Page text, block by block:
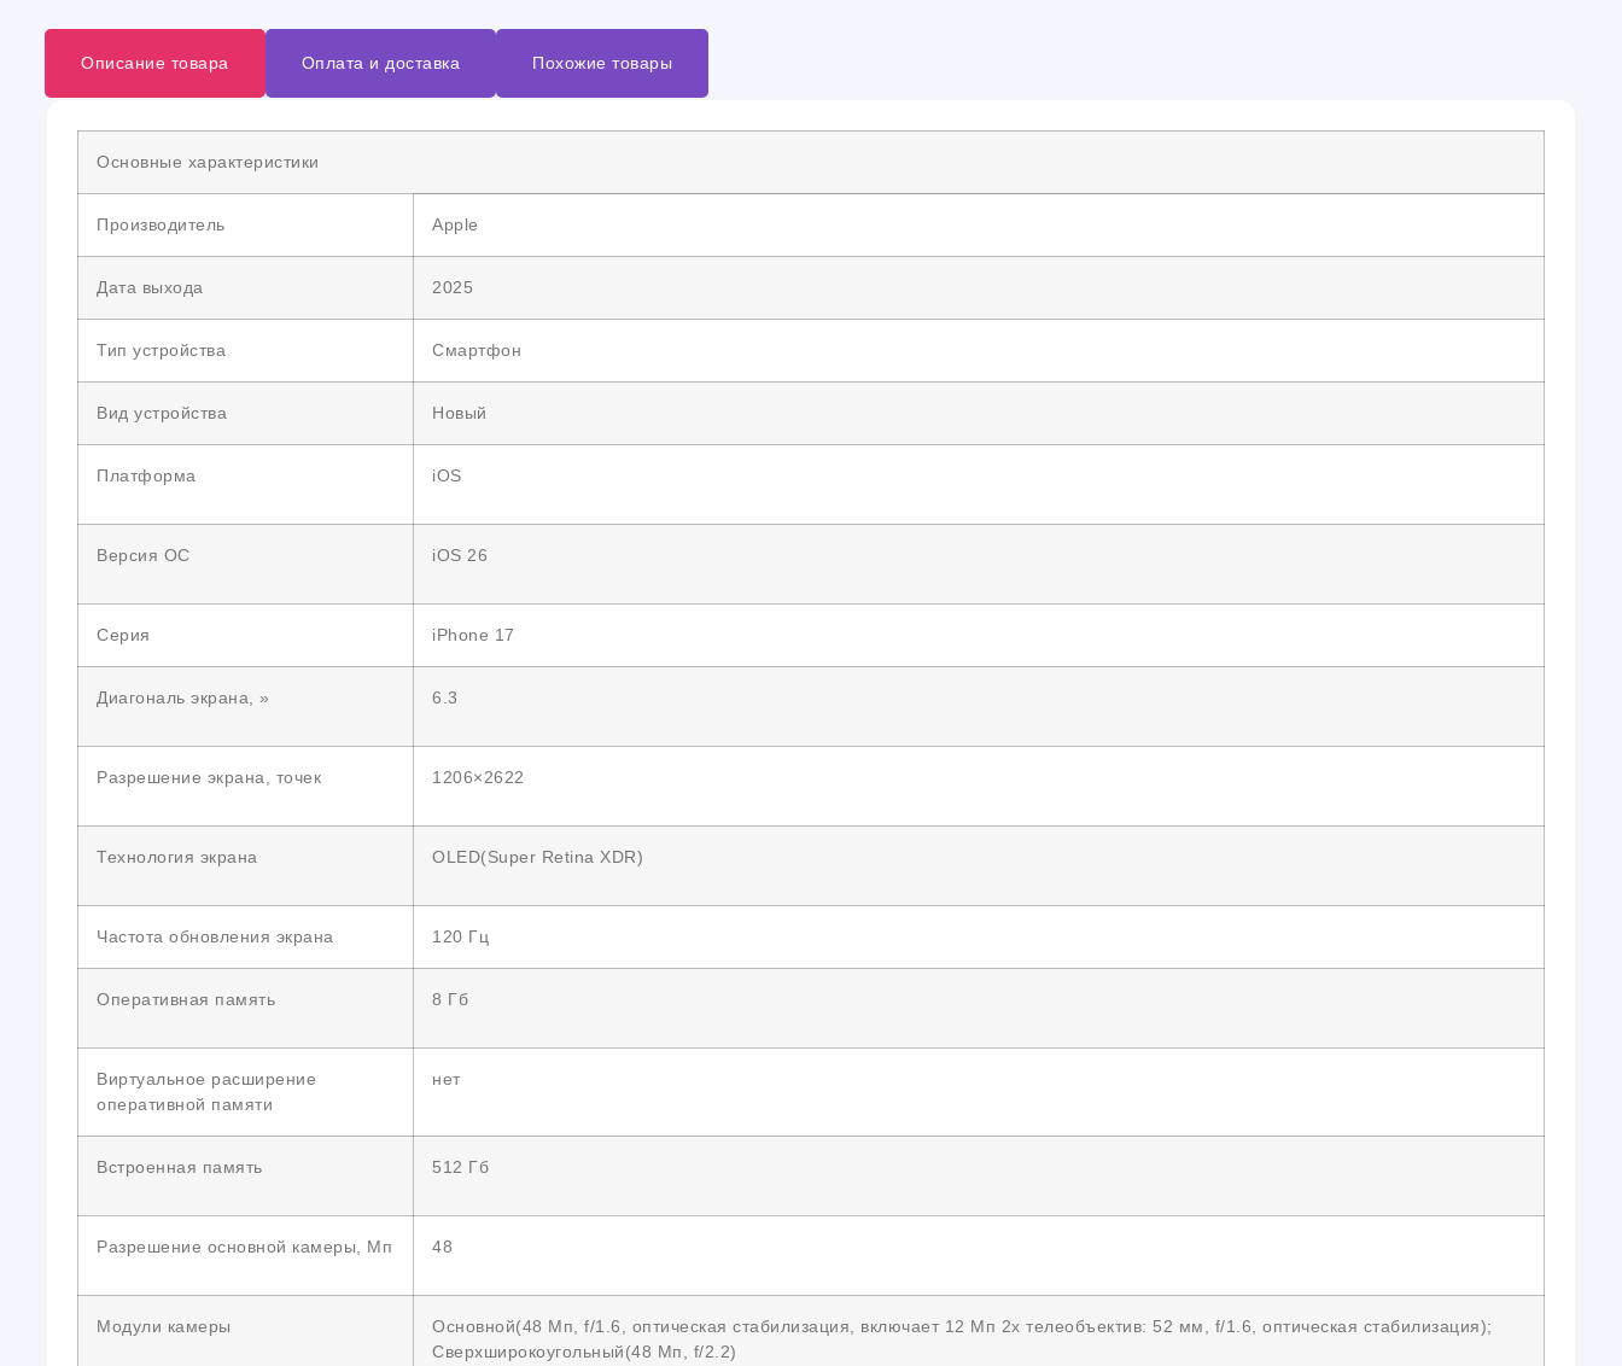
Описание товара Оплата и доставка Похожие товары
Основные характеристики
Производитель Apple
Дата выхода 2025
Тип устройства Смартфон
Вид устройства Новый
Платформа iOS
Версия ОС iOS 26
Серия iPhone 17
Диагональ экрана, » 6.3
Разрешение экрана, точек 1206×2622
Технология экрана OLED(Super Retina XDR)
Частота обновления экрана 120 Гц
Оперативная память 8 Гб
Виртуальное расширение
оперативной памяти
нет
Встроенная память 512 Гб
Разрешение основной камеры, Мп 48
Модули камеры
Основной(48 Мп, f/1.6, оптическая стабилизация, включает 12 Мп 2x телеобъектив: 52 мм, f/1.6, оптическая стабилизация);
Сверхширокоугольный(48 Мп, f/2.2)